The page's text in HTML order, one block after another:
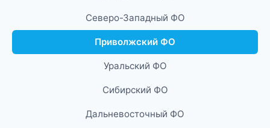
Северо-Западный ФО
Приволжский ФО
Уральский ФО
Сибирский ФО
Дальневосточный ФО